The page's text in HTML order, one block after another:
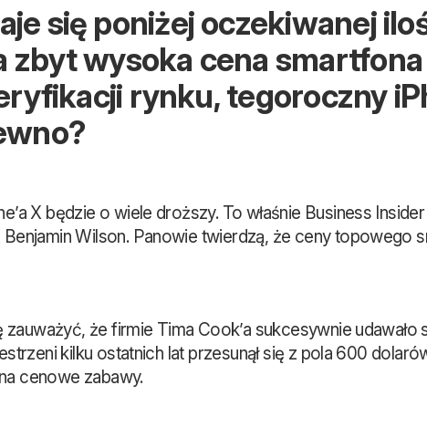
się poniżej oczekiwanej
zbyt wysoka cena
rynku, tegoroczny
X będzie o wiele droższy. To właśnie Business
Wilson. Panowie twierdzą, że ceny topowego
że firmie Tima Cook’a sukcesywnie
kilku ostatnich lat przesunął się z pola 600
cenowe zabawy.